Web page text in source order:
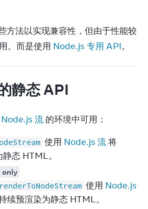
方法以实现兼容性，但由于性能较
。而是使用 Node.js 专用 API。
静态 API
Node.js 流 的环境中可用：
使用 Node.js 流将
态 HTML。
only
使用 Node.js
续预渲染为静态 HTML。